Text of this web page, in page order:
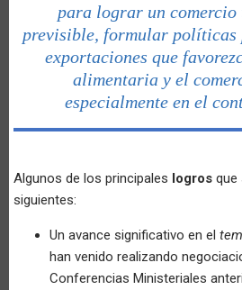
para lograr un comercio
previsible, formular
exportaciones que
alimentaria y el
especialmente en el
Algunos de los principales logros que
siguientes:
Un avance significativo en el
han venido realizando
Conferencias Ministeriales